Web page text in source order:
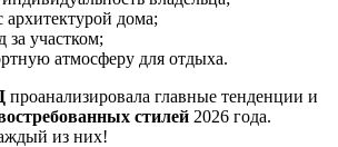
архитектурой дома;
за участком;
атмосферу для отдыха.
проанализировала главные тенденции и
стилей 2026 года.
из них!